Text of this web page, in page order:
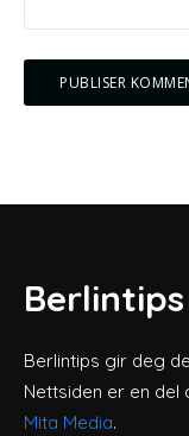
Berlintips
Berlintips gir deg
Nettsiden er en
Mita Media.